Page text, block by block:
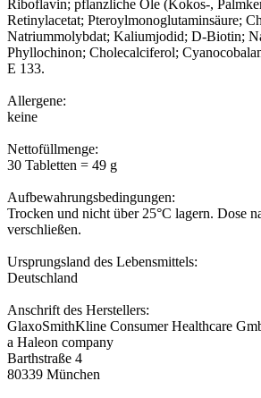
Riboflavin; pflanzliche Öle (Kokos-,
Retinylacetat; Pteroylmonoglutaminsäure;
Natriummolybdat; Kaliumjodid; D-Biotin;
Phyllochinon; Cholecalciferol;
E 133.
Allergene:
keine
Nettofüllmenge:
30 Tabletten = 49 g
Aufbewahrungsbedingungen:
Trocken und nicht über 25°C lagern. Dose
verschließen.
Ursprungsland des Lebensmittels:
Deutschland
Anschrift des Herstellers:
GlaxoSmithKline Consumer Healthcare
a Haleon company
Barthstraße 4
80339 München